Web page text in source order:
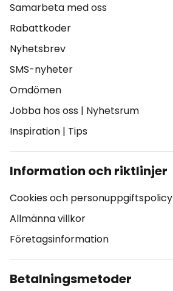
Samarbeta med oss
Rabattkoder
Nyhetsbrev
SMS-nyheter
Omdömen
Jobba hos oss | Nyhetsrum
Inspiration | Tips
Information och riktlinjer
Cookies och personuppgiftspolicy
Allmänna villkor
Företagsinformation
Betalningsmetoder